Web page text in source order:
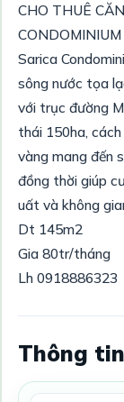
CHO THUÊ
CONDOMINIUM
Sarica
sông nước tọa
với trục đường
thái 150ha,
vàng mang đến
đồng thời giúp
uất và không
Dt 145m2
Gia 80tr/tháng
Lh 0918886323
Thông